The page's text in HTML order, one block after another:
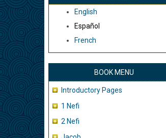
ayuda
navegación
English
Español
French
BOOK MENU
Introductory Pages
1 Nefi
2 Nefi